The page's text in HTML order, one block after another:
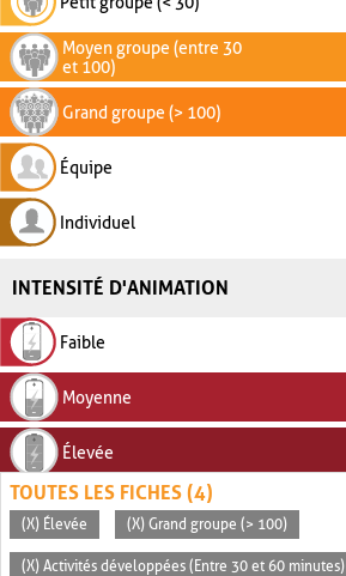
Moyen groupe (entre 30
et 100)
Grand groupe (> 100)
Équipe
Individuel
INTENSITÉ D'ANIMATION
Faible
Moyenne
Élevée
TOUTES LES FICHES (4)
(X) Élevée (X) Grand groupe (> 100)
(X) Activités développées (Entre 30 et 60 minutes)